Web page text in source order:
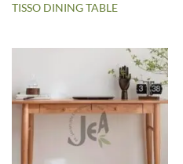
TISSO DINING TABLE